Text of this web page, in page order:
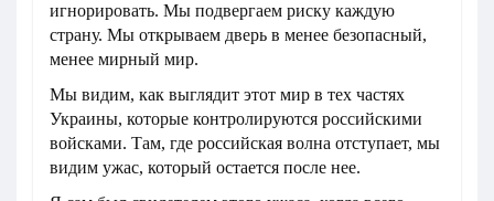
игнорировать. Мы подвергаем риску каждую
страну. Мы открываем дверь в менее безопасный,
менее мирный мир.
Мы видим, как выглядит этот мир в тех частях
Украины, которые контролируются российскими
войсками. Там, где российская волна отступает, мы
видим ужас, который остается после нее.